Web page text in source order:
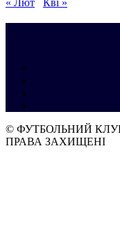
© ФУТБОЛЬНИЙ КЛУБ
ПРАВА ЗАХИЩЕНІ